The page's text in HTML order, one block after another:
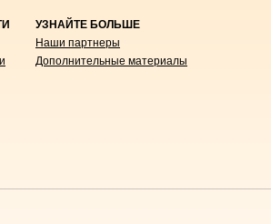
УЗНАЙТЕ БОЛЬШЕ
Наши партнеры
Дополнительные материалы